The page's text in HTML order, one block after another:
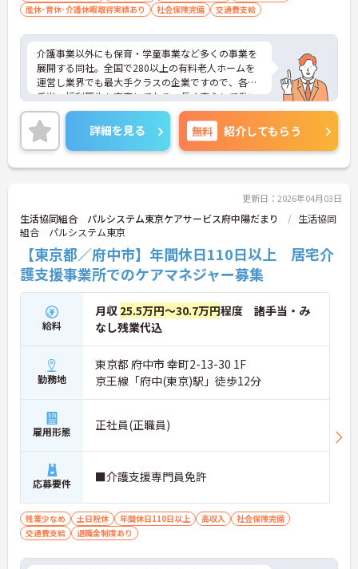
産休･育休･介護休暇取得実績あり
社会保険完備 交通費支給
介護事業以外にも保育・学童事業など多くの事業を
展開する同社。全国で280以上の有料老人ホームを
運営し業界でも最大手クラスの企業ですので、各種
手当、福利厚生も充実しており、長く安心して働い
ていただける環境です。ご興味ある方には、面接対
策ポイントなど、さらに詳細をお話しいたしますの
でお気軽にご相談ください。
詳細を見る 無料 紹介してもらう
更新日：2026年04月03日
生活協同組合 パルシステム東京ケアサービス府中陽だまり
生活協同
組合 パルシステム東京
【東京都／府中市】年間休日110日以上 居宅介
護支援事業所でのケアマネジャー募集
給料
月収 25.5万円～30.7万円程度 諸手当・み
なし残業代込
勤務地
東京都 府中市 幸町2-13-30 1F
京王線「府中(東京)駅」徒歩12分
雇用形態 正社員(正職員)
応募要件 ■介護支援専門員免許
残業少なめ 土日祝休 年間休日110日以上 高収入
社会保険完備
交通費支給
退職金制度あり